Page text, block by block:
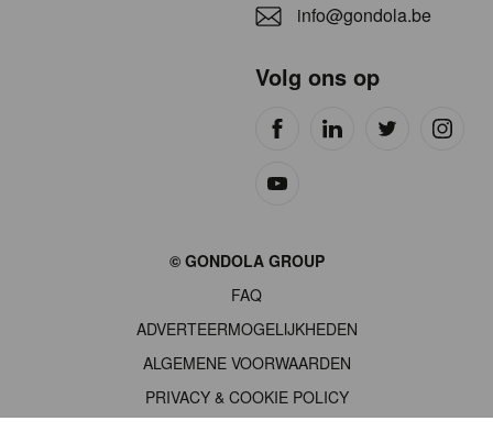
info@gondola.be
Volg ons op
© GONDOLA GROUP
FAQ
ADVERTEERMOGELIJKHEDEN
ALGEMENE VOORWAARDEN
PRIVACY & COOKIE POLICY